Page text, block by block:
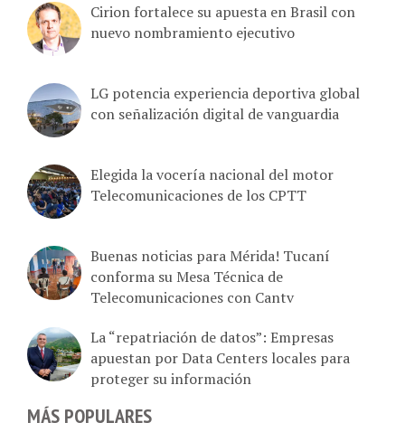
Cirion fortalece su apuesta en Brasil con
nuevo nombramiento ejecutivo
LG potencia experiencia deportiva global
con señalización digital de vanguardia
Elegida la vocería nacional del motor
Telecomunicaciones de los CPTT
Buenas noticias para Mérida! Tucaní
conforma su Mesa Técnica de
Telecomunicaciones con Cantv
La “repatriación de datos”: Empresas
apuestan por Data Centers locales para
proteger su información
MÁS POPULARES